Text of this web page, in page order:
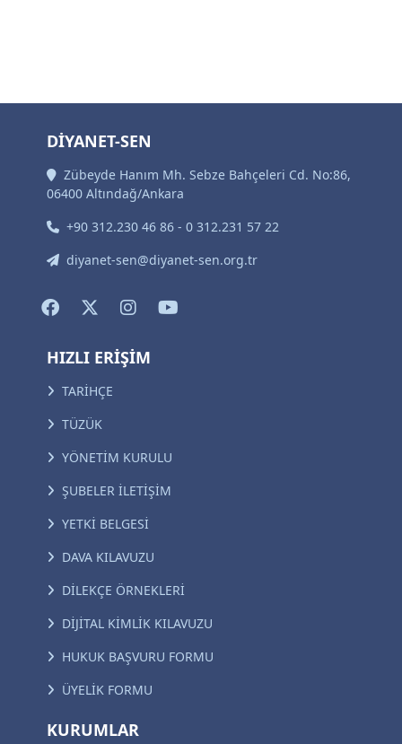
DİYANET-SEN
Zübeyde Hanım Mh. Sebze Bahçeleri Cd. No:86,
06400 Altındağ/Ankara
+90 312.230 46 86 - 0 312.231 57 22
diyanet-sen@diyanet-sen.org.tr
HIZLI ERİŞİM
TARİHÇE
TÜZÜK
YÖNETİM KURULU
ŞUBELER İLETİŞİM
YETKİ BELGESİ
DAVA KILAVUZU
DİLEKÇE ÖRNEKLERİ
DİJİTAL KİMLİK KILAVUZU
HUKUK BAŞVURU FORMU
ÜYELİK FORMU
KURUMLAR